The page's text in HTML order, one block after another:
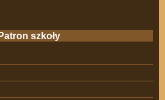
Patron szkoły